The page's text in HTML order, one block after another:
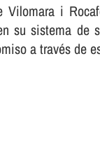
Vilomara i
su sistema
a través de